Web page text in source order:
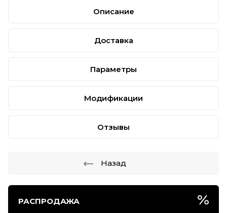
РАСПРОДАЖА
Описание
Доставка
Параметры
Модификации
Отзывы
Назад